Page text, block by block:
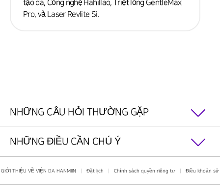
tạo da, Công nghệ Hahillao, Triệt lông GentleMax
Pro, và Laser Revlite Si.
NHỮNG CÂU HỎI THƯỜNG GẶP
NHỮNG ĐIỀU CẦN CHÚ Ý
GIỚI THIỆU VỀ VIỆN DA HANMIIN Đặt lịch Chính sách quyền riêng tư Điều khoản sử